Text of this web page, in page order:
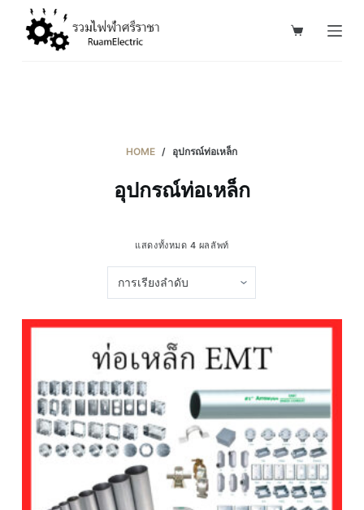
HOME / อุปกรณ์ท่อเหล็ก
อุปกรณ์ท่อเหล็ก
แสดงทั้งหมด 4 ผลลัพท์